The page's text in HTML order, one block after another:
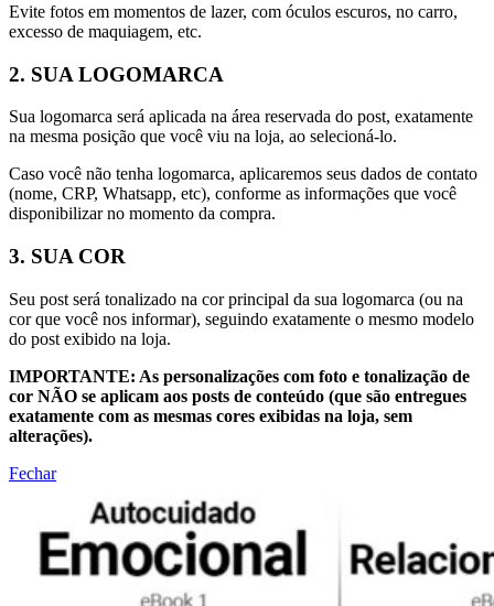
Evite fotos em momentos de lazer, com óculos escuros, no carro,
excesso de maquiagem, etc.
2. SUA LOGOMARCA
Sua logomarca será aplicada na área reservada do post, exatamente
na mesma posição que você viu na loja, ao selecioná-lo.
Caso você não tenha logomarca, aplicaremos seus dados de contato
(nome, CRP, Whatsapp, etc), conforme as informações que você
disponibilizar no momento da compra.
3. SUA COR
Seu post será tonalizado na cor principal da sua logomarca (ou na
cor que você nos informar), seguindo exatamente o mesmo modelo
do post exibido na loja.
IMPORTANTE: As personalizações com foto e tonalização de
cor NÃO se aplicam aos posts de conteúdo (que são entregues
exatamente com as mesmas cores exibidas na loja, sem
alterações).
Fechar